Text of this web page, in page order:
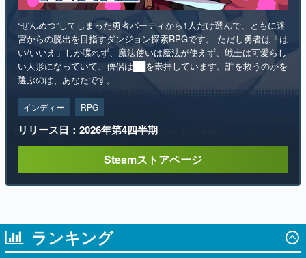
“ぜんめつ”してしまった勇者パーティから1人だけ選んで、ともに迷
宮からの脱出を目指すダンジョン探索RPGです。 ただし勇者は「は
い/いいえ」しか喋れず、魔法使いは魔法が使えず、戦士は可愛らし
い人形になっていて、僧侶は██を崇拝しています。誰を救うのかを
選ぶのは、あなたです。
インディー RPG
リリース日：2026年第4四半期
Steamストアページ
ランキング